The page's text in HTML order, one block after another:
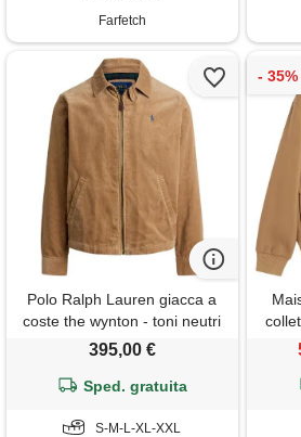
Farfetch
Polo Ralph Lauren giacca a
coste the wynton - toni neutri
395,00 €
Sped. gratuita
S-M-L-XL-XXL